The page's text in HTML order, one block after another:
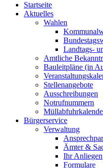
Startseite
Aktuelles
Wahlen
Landtags-
Amtliche
Bauleitpläne (in
Stellenangebote
Ausschreibungen
Notrufnummern
Bürgerservice
Verwaltung
Ämter &
Ihr Anliegen
Formulare